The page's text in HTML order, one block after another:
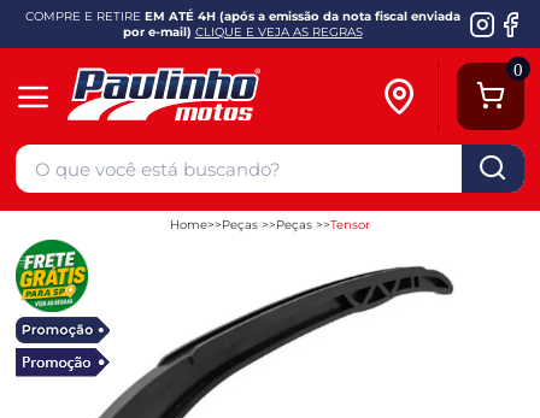
COMPRE E RETIRE EM ATÉ 4H (após a emissão da nota fiscal enviada
por e-mail) CLIQUE E VEJA AS REGRAS
0
Home Peças Peças Tensor